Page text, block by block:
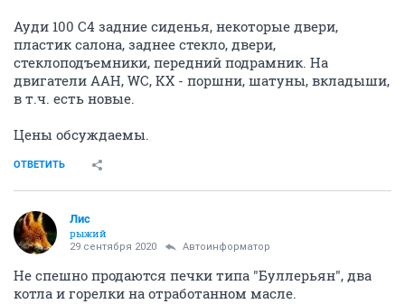
Ауди 100 С4 задние сиденья, некоторые двери,
пластик салона, заднее стекло, двери,
стеклоподъемники, передний подрамник. На
двигатели AAH, WC, KX - поршни, шатуны, вкладыши,
в т.ч. есть новые.
Цены обсуждаемы.
ОТВЕТИТЬ
Лис
рыжий
29 сентября 2020 Автоинформатор
Не спешно продаются печки типа "Буллерьян", два
котла и горелки на отработанном масле.